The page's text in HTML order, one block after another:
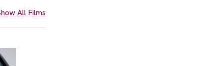
All Films